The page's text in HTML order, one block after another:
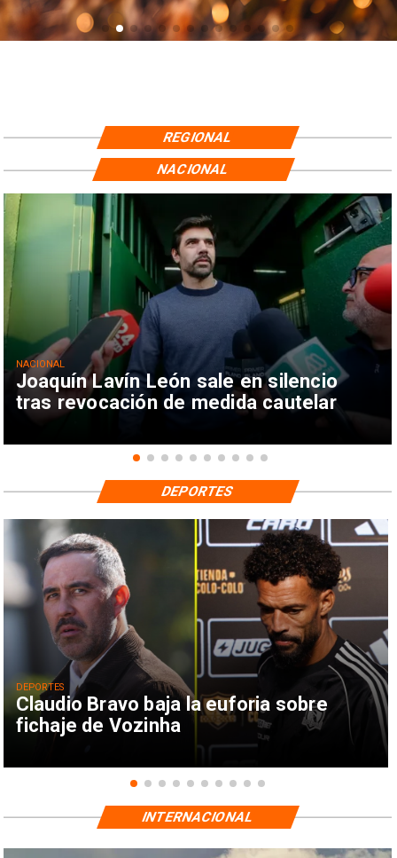
REGIONAL
Joaquín Lavín León sale en silencio
tras revocación de medida cautelar
NACIONAL
NACIONAL
Claudio Bravo baja la euforia sobre
fichaje de Vozinha
DEPORTES
DEPORTES
INTERNACIONAL